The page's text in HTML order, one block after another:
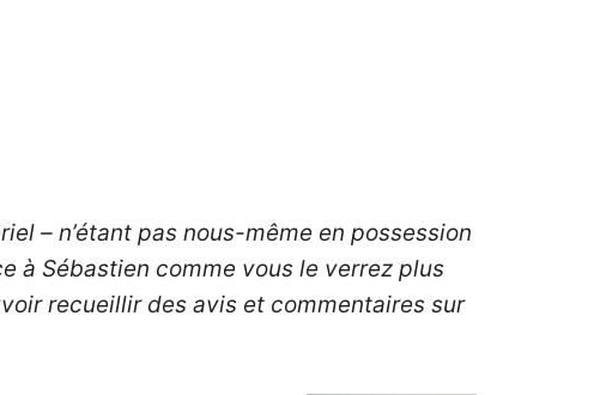
– n’étant pas nous-même en possession
à Sébastien comme vous le verrez plus
recueillir des avis et commentaires sur